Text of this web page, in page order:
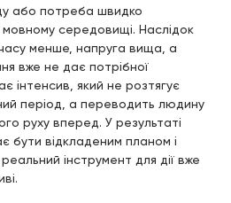
або потреба швидко
середовищі. Наслідок
менше, напруга вища, а
вже не дає потрібної
інтенсив, який не розтягує
період, а переводить людину
руху вперед. У результаті
бути відкладеним планом і
інструмент для дії вже